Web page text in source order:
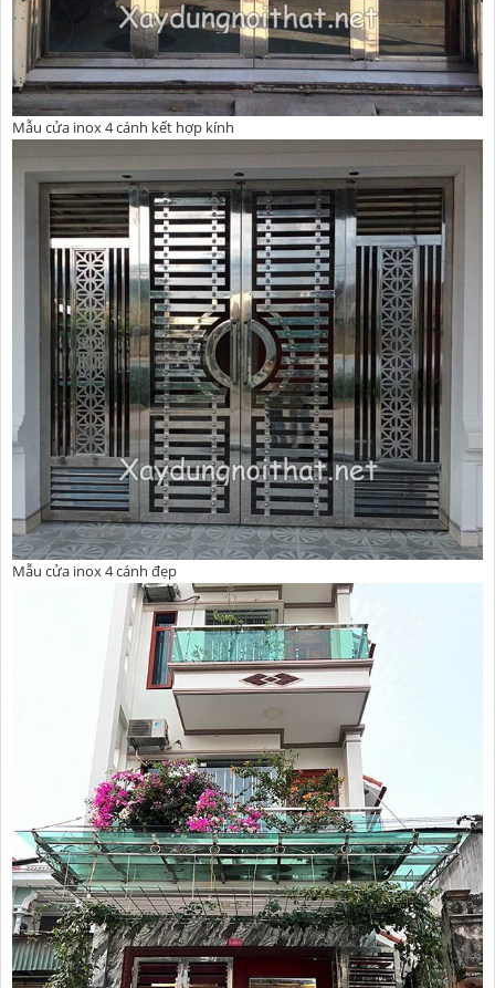
Mẫu cửa inox 4 cánh kết hợp kính
Mẫu cửa inox 4 cánh đẹp